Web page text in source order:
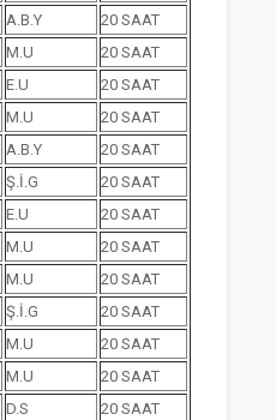
A.B.Y
20 SAAT
M.U
20 SAAT
E.U
20 SAAT
M.U
20 SAAT
A.B.Y
20 SAAT
Ş.İ.G
20 SAAT
E.U
20 SAAT
M.U
20 SAAT
M.U
20 SAAT
Ş.İ.G
20 SAAT
M.U
20 SAAT
M.U
20 SAAT
D.S
20 SAAT